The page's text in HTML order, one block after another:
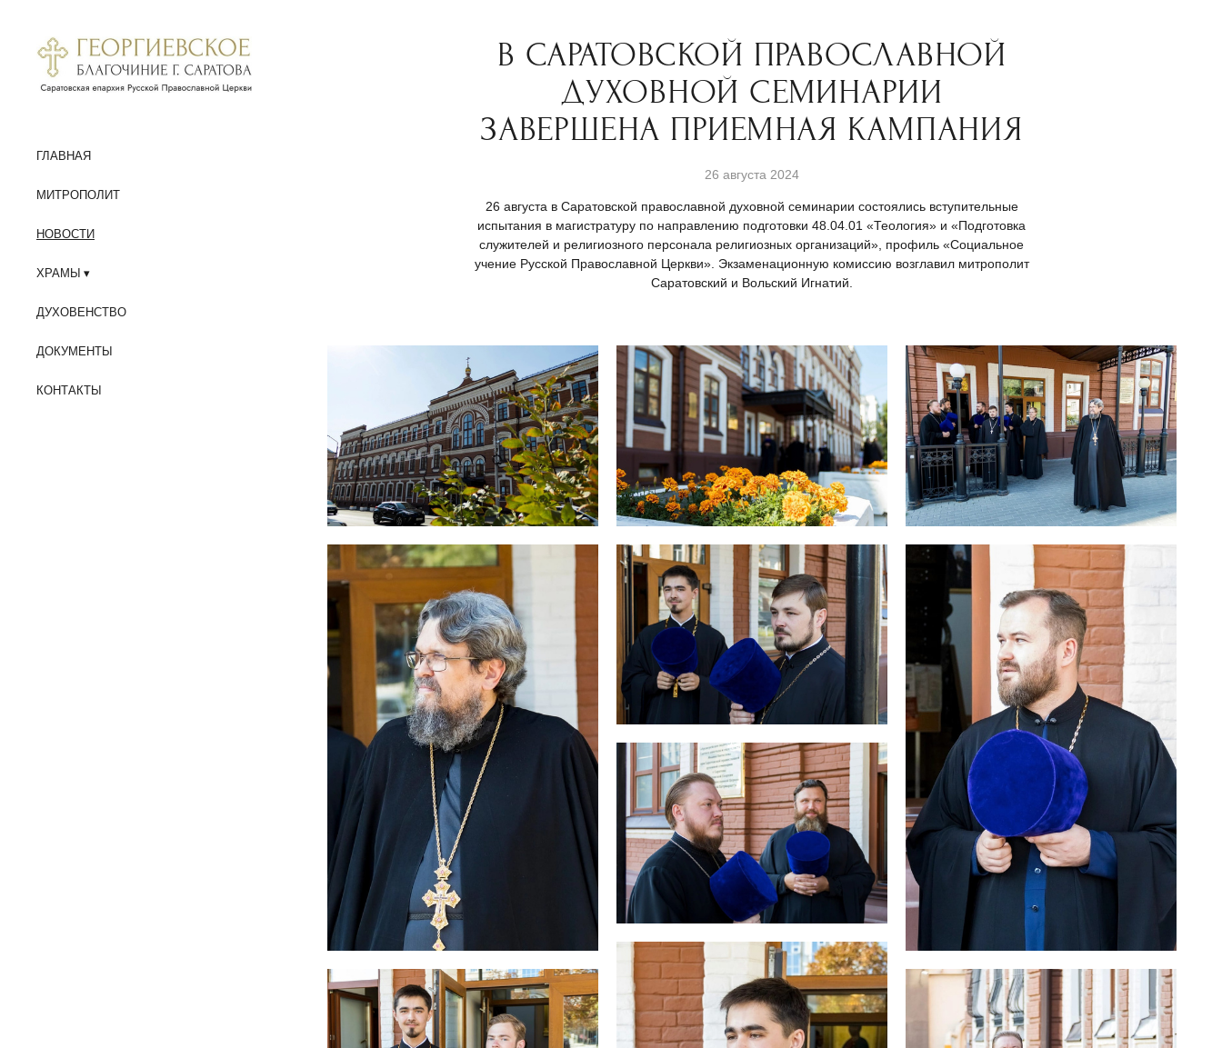
ГЛАВНАЯ
МИТРОПОЛИТ
НОВОСТИ
ХРАМЫ
ДУХОВЕНСТВО
ДОКУМЕНТЫ
КОНТАКТЫ
В САРАТОВСКОЙ ПРАВОСЛАВНОЙ
ДУХОВНОЙ СЕМИНАРИИ
ЗАВЕРШЕНА ПРИЕМНАЯ КАМПАНИЯ
26 августа 2024
26 августа в Саратовской православной духовной семинарии состоялись вступительные
испытания в магистратуру по направлению подготовки 48.04.01 «Теология» и «Подготовка
служителей и религиозного персонала религиозных организаций», профиль «Социальное
учение Русской Православной Церкви». Экзаменационную комиссию возглавил митрополит
Саратовский и Вольский Игнатий.